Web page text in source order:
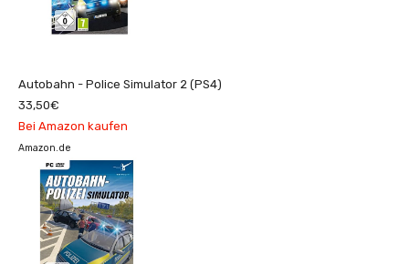
Autobahn - Police Simulator 2 (PS4)
33,50€
Bei Amazon kaufen
Amazon.de